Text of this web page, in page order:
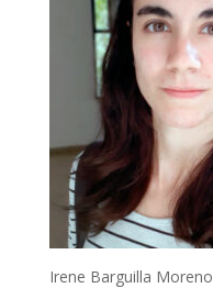
Irene Barguilla Moreno